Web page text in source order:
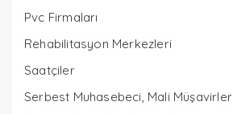
Pvc Firmaları
Rehabilitasyon Merkezleri
Saatçiler
Serbest Muhasebeci, Mali Müşavirler